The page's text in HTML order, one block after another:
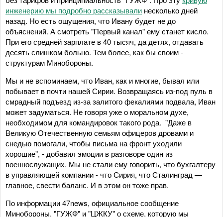
инженерию мы подробно рассказывали несколько дней
назад. Но есть ощущения, что Ивану будет не до
объяснений. А смотреть "Первый канал" ему станет кисло.
При его средней зарплате в 40 тысяч, да детях, отдавать
десять слишком больно. Тем более, как бы своим -
структурам Минобороны.
Мы и не вспоминаем, что Иван, как и многие, бывал или
побывает в почти нашей Сирии. Возвращаясь из-под пуль в
смрадный подъезд из-за залитого фекалиями подвала, Иван
может задуматься. Не говоря уже о моральном духе,
необходимом для командировок такого рода. "Даже в
Великую Отечественную семьям офицеров дровами и
снедью помогали, чтобы письма на фронт уходили
хорошие", - добавил эмоции в разговоре один из
военнослужащих. Мы не стали ему говорить, что бухгалтеру
в управляющей компании - что Сирия, что Сталинград —
главное, свести баланс. И в этом он тоже прав.
По информации 47news, официальное сообщение
Минобороны, "ГУЖФ" и "ЦЖКУ" о схеме, которую мы